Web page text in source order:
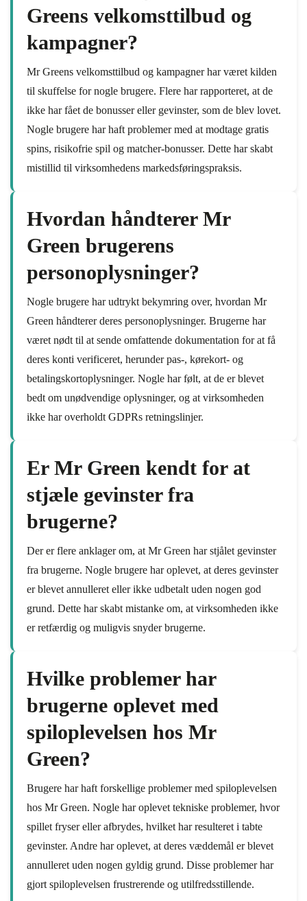
Greens velkomsttilbud og
kampagner?
Mr Greens velkomsttilbud og kampagner har været kilden
til skuffelse for nogle brugere. Flere har rapporteret, at de
ikke har fået de bonusser eller gevinster, som de blev lovet.
Nogle brugere har haft problemer med at modtage gratis
spins, risikofrie spil og matcher-bonusser. Dette har skabt
mistillid til virksomhedens markedsføringspraksis.
Hvordan håndterer Mr
Green brugerens
personoplysninger?
Nogle brugere har udtrykt bekymring over, hvordan Mr
Green håndterer deres personoplysninger. Brugerne har
været nødt til at sende omfattende dokumentation for at få
deres konti verificeret, herunder pas-, kørekort- og
betalingskortoplysninger. Nogle har følt, at de er blevet
bedt om unødvendige oplysninger, og at virksomheden
ikke har overholdt GDPRs retningslinjer.
Er Mr Green kendt for at
stjæle gevinster fra
brugerne?
Der er flere anklager om, at Mr Green har stjålet gevinster
fra brugerne. Nogle brugere har oplevet, at deres gevinster
er blevet annulleret eller ikke udbetalt uden nogen god
grund. Dette har skabt mistanke om, at virksomheden ikke
er retfærdig og muligvis snyder brugerne.
Hvilke problemer har
brugerne oplevet med
spiloplevelsen hos Mr
Green?
Brugere har haft forskellige problemer med spiloplevelsen
hos Mr Green. Nogle har oplevet tekniske problemer, hvor
spillet fryser eller afbrydes, hvilket har resulteret i tabte
gevinster. Andre har oplevet, at deres væddemål er blevet
annulleret uden nogen gyldig grund. Disse problemer har
gjort spiloplevelsen frustrerende og utilfredsstillende.